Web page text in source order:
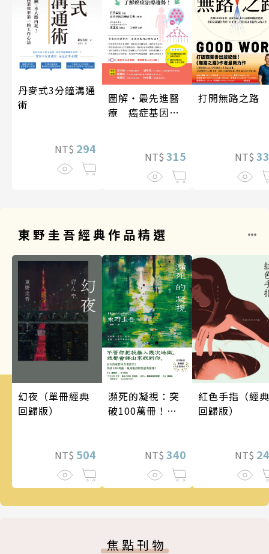
丹麥式3分鐘溝通
術
NT$ 294
圖解‧最先進醫
療 癌症基因療
NT$ 315
打開無路之路
NT$
東野圭吾經典作品精選
幻夜（單冊經典
回歸版）
NT$ 504
瀕死的凝視：突
破100萬冊！這
的情慾與驚悚！
NT$ 340
紅色手指（經典
回歸版）
NT$
焦點刊物